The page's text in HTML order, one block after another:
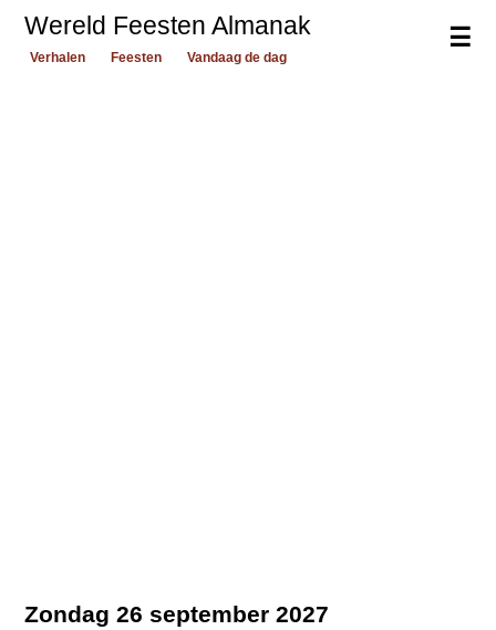
☰
Wereld Feesten Almanak
Verhalen Feesten Vandaag de dag
Zondag 26 september 2027